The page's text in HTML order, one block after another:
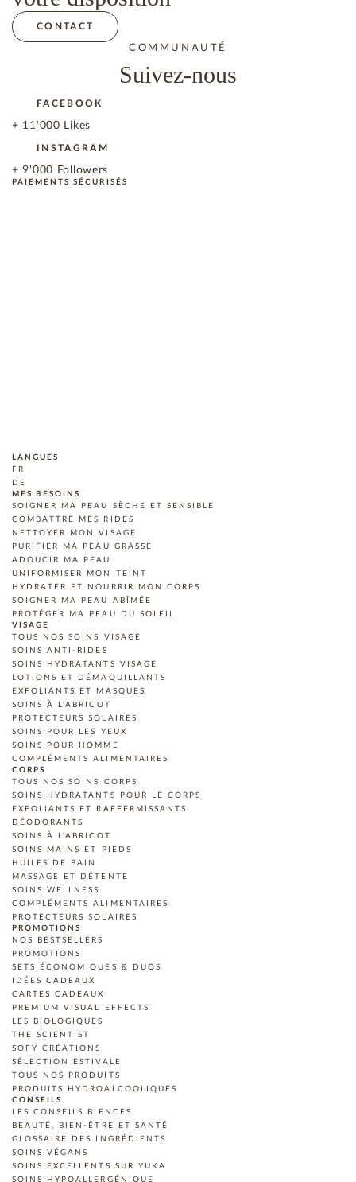
CONTACT
COMMUNAUTÉ
Suivez-nous
FACEBOOK
+ 11'000 Likes
INSTAGRAM
+ 9'000 Followers
PAIEMENTS SÉCURISÉS
LANGUES
FR
DE
MES BESOINS
SOIGNER MA PEAU SÈCHE ET SENSIBLE
COMBATTRE MES RIDES
NETTOYER MON VISAGE
PURIFIER MA PEAU GRASSE
ADOUCIR MA PEAU
UNIFORMISER MON TEINT
HYDRATER ET NOURRIR MON CORPS
SOIGNER MA PEAU ABÎMÉE
PROTÉGER MA PEAU DU SOLEIL
VISAGE
TOUS NOS SOINS VISAGE
SOINS ANTI-RIDES
SOINS HYDRATANTS VISAGE
LOTIONS ET DÉMAQUILLANTS
EXFOLIANTS ET MASQUES
SOINS À L'ABRICOT
PROTECTEURS SOLAIRES
SOINS POUR LES YEUX
SOINS POUR HOMME
COMPLÉMENTS ALIMENTAIRES
CORPS
TOUS NOS SOINS CORPS
SOINS HYDRATANTS POUR LE CORPS
EXFOLIANTS ET RAFFERMISSANTS
DÉODORANTS
SOINS À L'ABRICOT
SOINS MAINS ET PIEDS
HUILES DE BAIN
MASSAGE ET DÉTENTE
SOINS WELLNESS
COMPLÉMENTS ALIMENTAIRES
PROTECTEURS SOLAIRES
PROMOTIONS
NOS BESTSELLERS
PROMOTIONS
SETS ÉCONOMIQUES & DUOS
IDÉES CADEAUX
CARTES CADEAUX
PREMIUM VISUAL EFFECTS
LES BIOLOGIQUES
THE SCIENTIST
SOFY CRÉATIONS
SÉLECTION ESTIVALE
TOUS NOS PRODUITS
PRODUITS HYDROALCOOLIQUES
CONSEILS
LES CONSEILS BIENCES
BEAUTÉ, BIEN-ÊTRE ET SANTÉ
GLOSSAIRE DES INGRÉDIENTS
SOINS VÉGANS
SOINS EXCELLENTS SUR YUKA
SOINS HYPOALLERGÉNIQUE